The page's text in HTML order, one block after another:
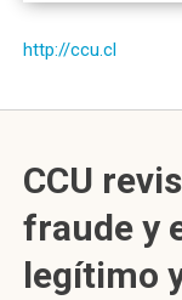
http://ccu.cl
CCU
fraude y
legítimo